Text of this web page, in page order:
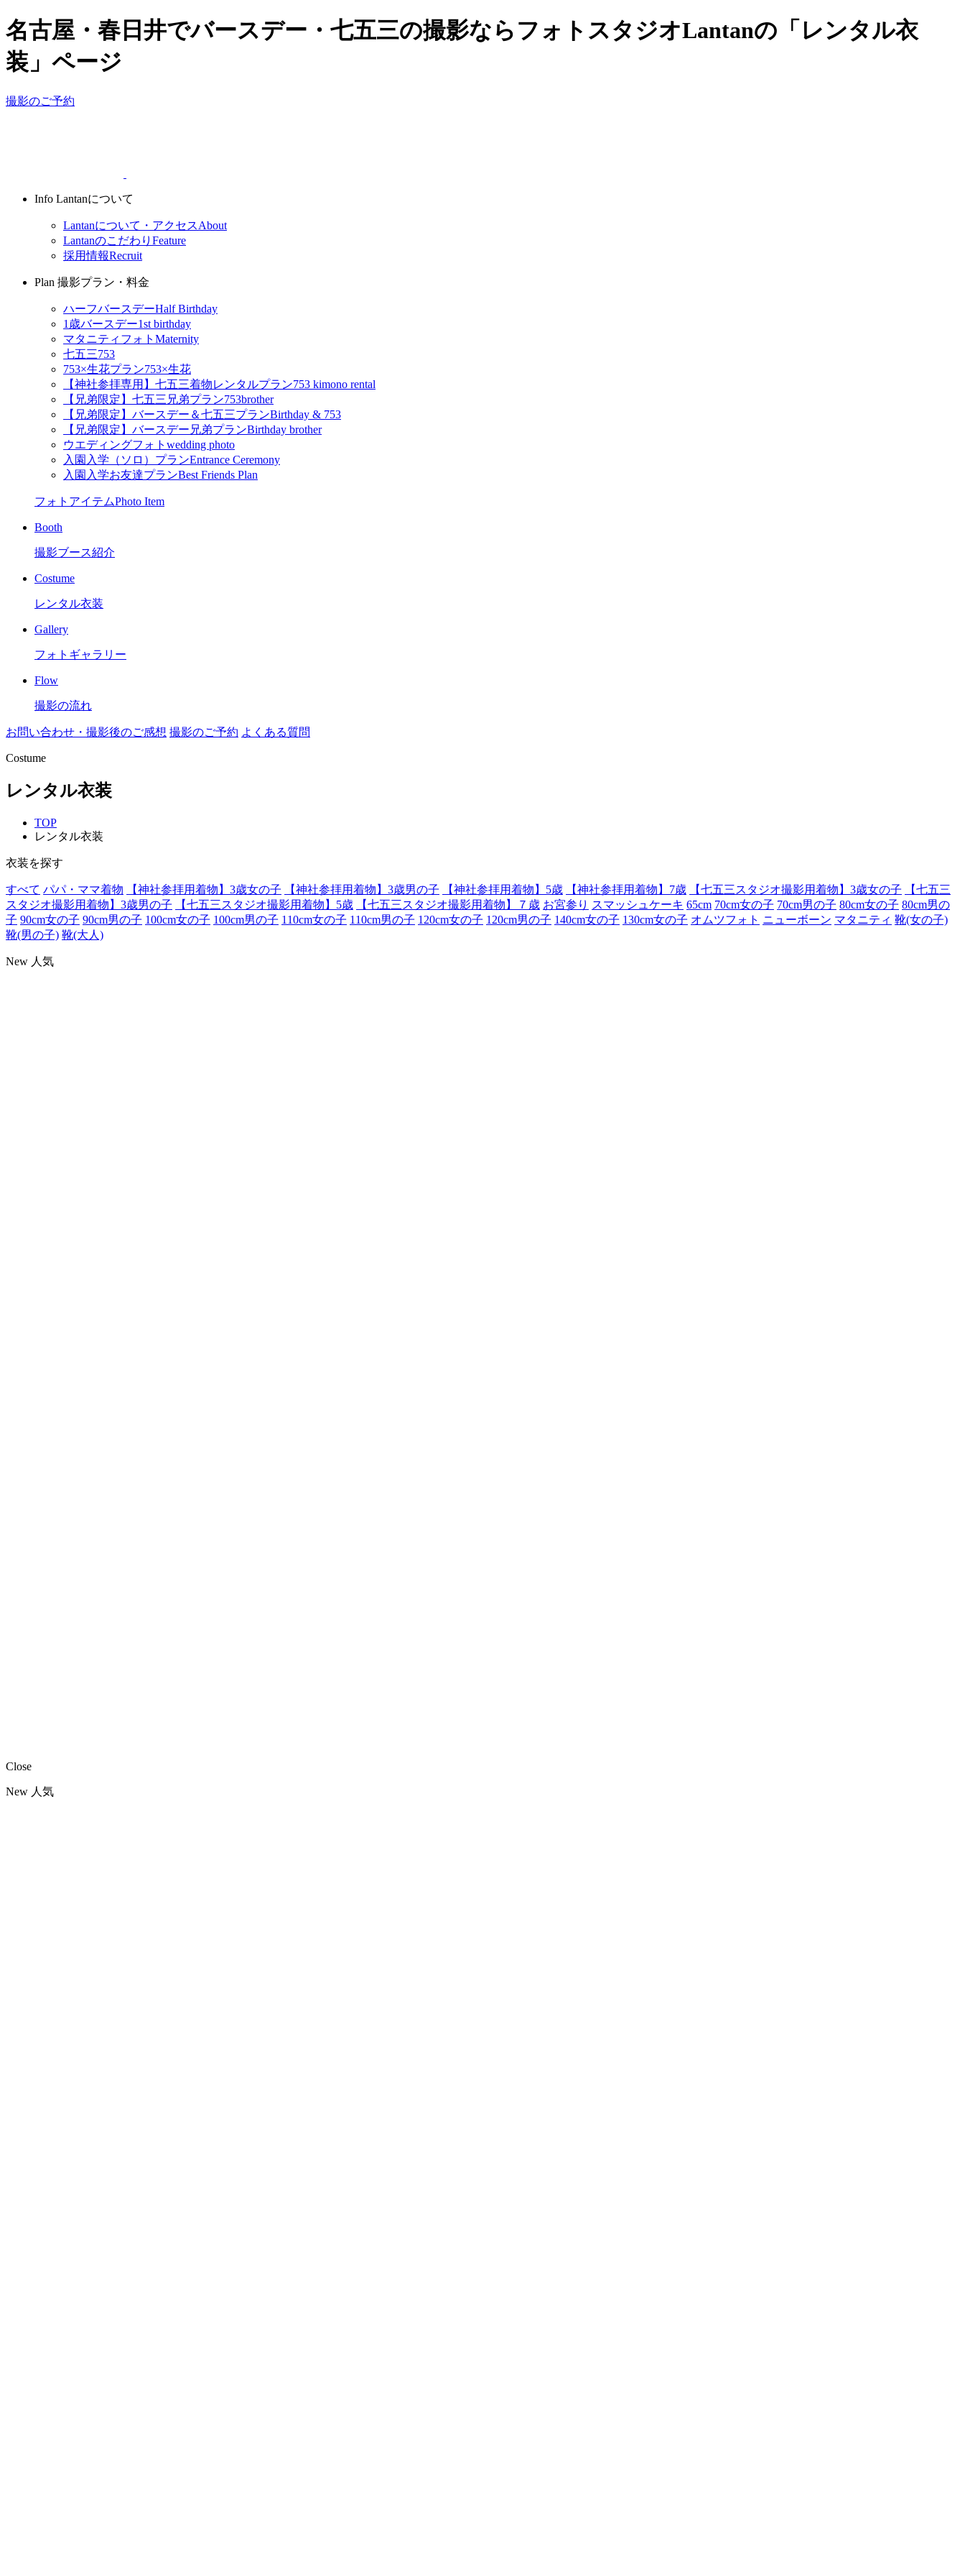
名古屋・春日井でバースデー・七五三の撮影ならフォトスタジオLantanの「レンタル衣
装」ページ
撮影のご予約
Info Lantanについて
Lantanについて・アクセスAbout
Lantanのこだわり Feature
採用情報Recruit
Plan 撮影プラン・料金
ハーフバースデーHalf Birthday
1歳バースデー1st birthday
マタニティフォト Maternity
七五三753
753×生花プラン753×生花
【神社参拝専用】七五三着物レンタルプラン753 kimono rental
【兄弟限定】七五三兄弟プラン753brother
【兄弟限定】バースデー＆七五三プランBirthday & 753
【兄弟限定】バースデー兄弟プランBirthday brother
ウエディングフォト wedding photo
入園入学（ソロ）プランEntrance Ceremony
入園入学お友達プランBest Friends Plan
フォトアイテムPhoto Item
Booth
撮影ブース紹介
Costume
レンタル衣装
Gallery
フォトギャラリー
Flow
撮影の流れ
お問い合わせ・撮影後のご感想 撮影のご予約 よくある質問
Costume
レンタル衣装
TOP
レンタル衣装
衣装を探す
すべて パパ・ママ着物 【神社参拝用着物】3歳女の子 【神社参拝用着物】3歳男の子 【神社参拝用着物】5歳 【神社参拝用着物】7歳 【七五三スタジオ撮影用着物】3歳女の子
【七五三
スタジオ撮影用着物】3歳男の子
【七五三スタジオ撮影用着物】5歳 【七五三スタジオ撮影用着物】７歳 お宮参り スマッシュケーキ 65cm 70cm女の子 70cm男の子 80cm女の子 80cm男の
子 90cm女の子 90cm男の子 100cm女の子 100cm男の子 110cm女の子 110cm男の子 120cm女の子 120cm男の子 140cm女の子 130cm女の子 オムツフォト ニューボーン マタニティ 靴(女の子)
靴(男の子) 靴(大人)
New 人気
Close
New 人気